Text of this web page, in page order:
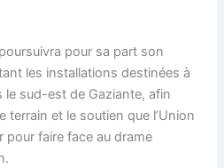
pour sa part son
les installations destinées à
le sud-est de Gaziante, afin
terrain et le soutien que l’Union
pour faire face au drame